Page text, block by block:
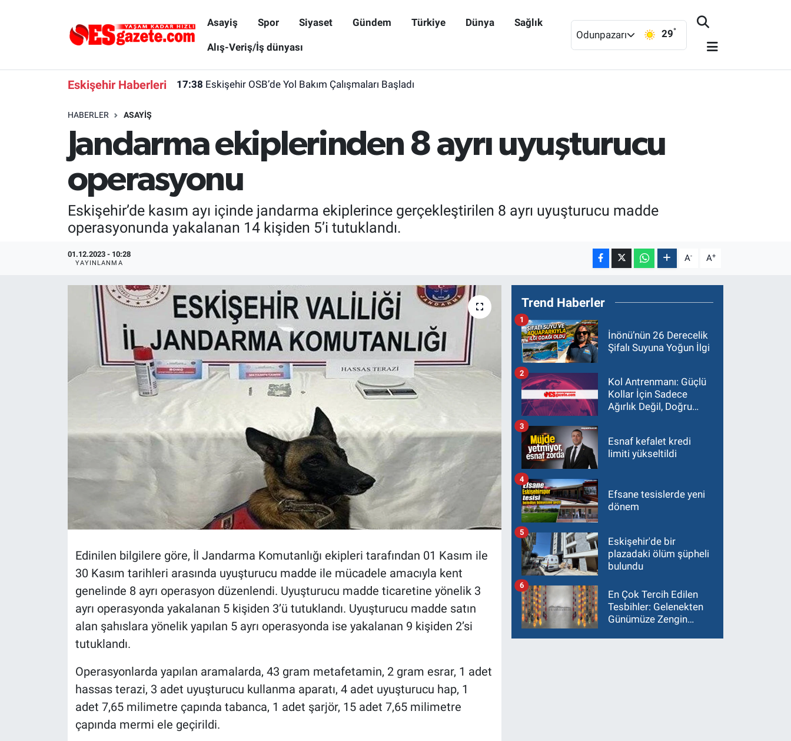
Asayiş Spor Siyaset Gündem Türkiye Dünya Sağlık
Alış-Veriş/İş dünyası
Odunpazarı 29°
Eskişehir Haberleri 17:38 Eskişehir OSB’de Yol Bakım Çalışmaları Başladı
HABERLER ASAYIŞ
Jandarma ekiplerinden 8 ayrı uyuşturucu
operasyonu
Eskişehir’de kasım ayı içinde jandarma ekiplerince gerçekleştirilen 8 ayrı uyuşturucu madde
operasyonunda yakalanan 14 kişiden 5’i tutuklandı.
01.12.2023 - 10:28
YAYINLANMA A- A+
Edinilen bilgilere göre, İl Jandarma Komutanlığı ekipleri tarafından 01 Kasım ile
30 Kasım tarihleri arasında uyuşturucu madde ile mücadele amacıyla kent
genelinde 8 ayrı operasyon düzenlendi. Uyuşturucu madde ticaretine yönelik 3
ayrı operasyonda yakalanan 5 kişiden 3’ü tutuklandı. Uyuşturucu madde satın
alan şahıslara yönelik yapılan 5 ayrı operasyonda ise yakalanan 9 kişiden 2’si
tutuklandı.
Operasyonlarda yapılan aramalarda, 43 gram metafetamin, 2 gram esrar, 1 adet
hassas terazi, 3 adet uyuşturucu kullanma aparatı, 4 adet uyuşturucu hap, 1
adet 7,65 milimetre çapında tabanca, 1 adet şarjör, 15 adet 7,65 milimetre
çapında mermi ele geçirildi.
Trend Haberler
İnönü’nün 26 Derecelik
Şifalı Suyuna Yoğun İlgi
1
Kol Antrenmanı: Güçlü
Kollar İçin Sadece
Ağırlık Değil, Doğru
2
Esnaf kefalet kredi
limiti yükseltildi
3
Efsane tesislerde yeni
dönem
4
Eskişehir'de bir
plazadaki ölüm şüpheli
bulundu
5
En Çok Tercih Edilen
Tesbihler: Gelenekten
Günümüze Zengin
6
Türkiye
Alış-Veriş/İş dünyası
Eskişehirspor Arşivi
Eskişehir Arşivi
Ekonomi
Kültür Sanat
Politika
Bilim ve Teknoloji
Eskişehir Nöbetçi Eczaneler
Süper Lig Puan Durumu ve Fikstür
Tüm Manşetler
Son Dakika Haberleri
Haber Arşivi